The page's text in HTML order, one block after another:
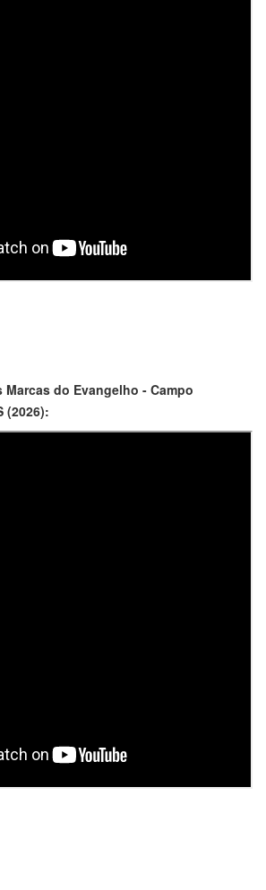
Marcas do Evangelho - Campo
(2026):